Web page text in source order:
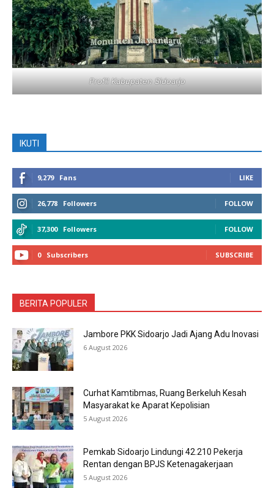
Profil Kabupaten Sidoarjo
IKUTI
9,279 Fans LIKE
26,778 Followers FOLLOW
37,300 Followers FOLLOW
0 Subscribers SUBSCRIBE
BERITA POPULER
Jambore PKK Sidoarjo Jadi Ajang Adu Inovasi
6 August 2026
Curhat Kamtibmas, Ruang Berkeluh Kesah
Masyarakat ke Aparat Kepolisian
5 August 2026
Pemkab Sidoarjo Lindungi 42.210 Pekerja
Rentan dengan BPJS Ketenagakerjaan
5 August 2026